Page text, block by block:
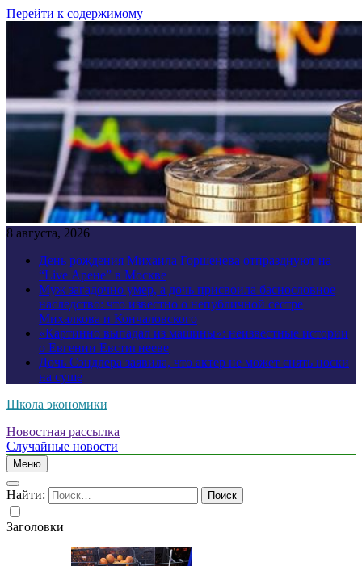
Перейти к содержимому
8 августа, 2026
День рождения Михаила Горшенева отпразднуют на
“Live Арене” в Москве
Муж загадочно умер, а дочь присвоила баснословное
наследство: что известно о непубличной сестре
Михалкова и Кончаловского
«Картинно выпадал из машины»: неизвестные истории
о Евгении Евстигнееве
Дочь Сэндлера заявила, что актер не может снять носки
на суше
Школа экономики
Новостная рассылка
Случайные новости
Меню
Найти:
Заголовки